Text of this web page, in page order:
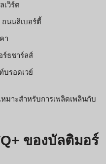
เวิร์ต
ถนนลิเบอร์ตี้
า
ร์ธชาร์ลส์
บรอดเวย์
มาะสำหรับการเพลิดเพลินกับ
ของบัลติมอร์